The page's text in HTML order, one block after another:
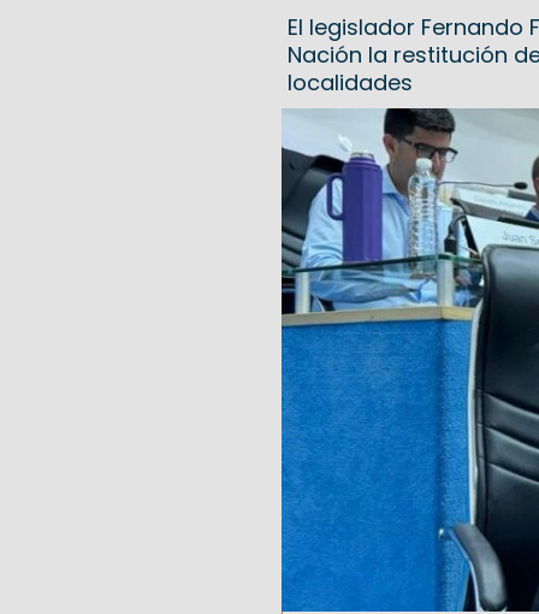
El legislador
Nación la restitución
localidades